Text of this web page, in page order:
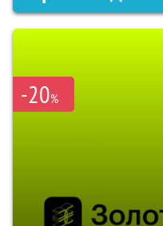
-20%